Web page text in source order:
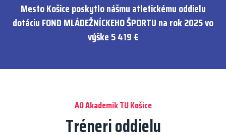
Mesto Košice poskytlo nášmu atletickému oddielu
dotáciu FOND MLÁDEŽNÍCKEHO ŠPORTU na rok 2025 vo
výške 5 419 €
AO Akademik TU Košice
Tréneri oddielu